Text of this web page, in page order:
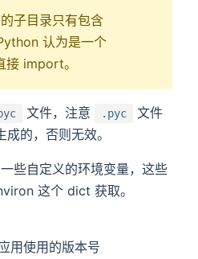
子目录只有包含
认为是一个
import。
文件，注意 .pyc
文件
成的，否则无效。
些自定义的环境变量，这些
这个 dict 获取。
用使用的版本号